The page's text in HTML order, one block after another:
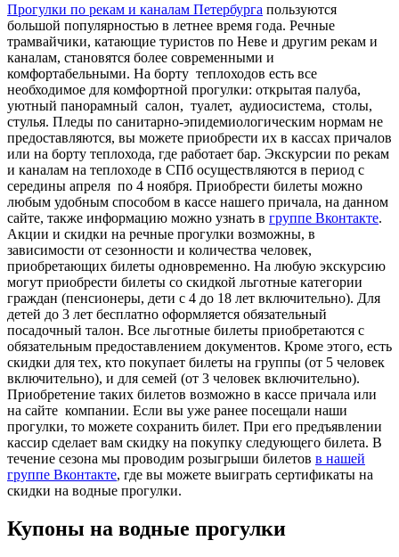
Прогулки по рекам и каналам Петербурга пользуются
большой популярностью в летнее время года. Речные
трамвайчики, катающие туристов по Неве и другим рекам и
каналам, становятся более современными и
комфортабельными. На борту теплоходов есть все
необходимое для комфортной прогулки: открытая палуба,
уютный панорамный салон, туалет, аудиосистема, столы,
стулья. Пледы по санитарно-эпидемиологическим нормам не
предоставляются, вы можете приобрести их в кассах причалов
или на борту теплохода, где работает бар. Экскурсии по рекам
и каналам на теплоходе в СПб осуществляются в период с
середины апреля по 4 ноября. Приобрести билеты можно
любым удобным способом в кассе нашего причала, на данном
сайте, также информацию можно узнать в группе Вконтакте.
Акции и скидки на речные прогулки возможны, в
зависимости от сезонности и количества человек,
приобретающих билеты одновременно. На любую экскурсию
могут приобрести билеты со скидкой льготные категории
граждан (пенсионеры, дети с 4 до 18 лет включительно). Для
детей до 3 лет бесплатно оформляется обязательный
посадочный талон. Все льготные билеты приобретаются с
обязательным предоставлением документов. Кроме этого, есть
скидки для тех, кто покупает билеты на группы (от 5 человек
включительно), и для семей (от 3 человек включительно).
Приобретение таких билетов возможно в кассе причала или
на сайте компании. Если вы уже ранее посещали наши
прогулки, то можете сохранить билет. При его предъявлении
кассир сделает вам скидку на покупку следующего билета. В
течение сезона мы проводим розыгрыши билетов в нашей
группе Вконтакте, где вы можете выиграть сертификаты на
скидки на водные прогулки.
Купоны на водные прогулки